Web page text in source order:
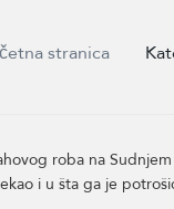
stranica
roba na
i u šta ga je